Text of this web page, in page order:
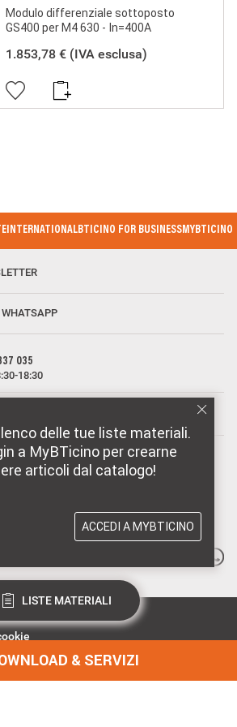
Modulo differenziale sottoposto
GS400 per M4 630 - In=400A
1.853,78 € (IVA esclusa)
& SERVIZI
delle tue liste materiali.
a MyBTicino per crearne
articoli dal catalogo!
ACCEDI A MYBTICINO
LISTE MATERIALI
INTERNATIONALBTICINO FOR BUSINESSMYBTICINO
035
18:30